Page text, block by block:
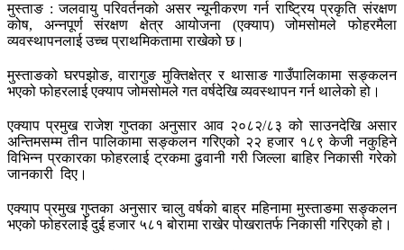
मुस्ताङ : जलवायु परिवर्तनको असर न्यूनीकरण गर्न राष्ट्रिय प्रकृति संरक्षण
कोष, अन्नपूर्ण संरक्षण क्षेत्र आयोजना (एक्याप) जोमसोमले फोहरमैला
व्यवस्थापनलाई उच्च प्राथमिकतामा राखेको छ।
मुस्ताङको घरपझोङ, वारागुङ मुक्तिक्षेत्र र थासाङ गाउँपालिकामा सङ्कलन
भएको फोहरलाई एक्याप जोमसोमले गत वर्षदेखि व्यवस्थापन गर्न थालेको हो।
एक्याप प्रमुख राजेश गुप्तका अनुसार आव २०८२/८३ को साउनदेखि असार
अन्तिमसम्म तीन पालिकामा सङ्कलन गरिएको २२ हजार १८९ केजी नकुहिने
विभिन्न प्रकारका फोहरलाई ट्रकमा ढुवानी गरी जिल्ला बाहिर निकासी गरेको
जानकारी दिए।
एक्याप प्रमुख गुप्तका अनुसार चालु वर्षको बाह्र महिनामा मुस्ताङमा सङ्कलन
भएको फोहरलाई दुई हजार ५८१ बोरामा राखेर पोखरातर्फ निकासी गरिएको हो।